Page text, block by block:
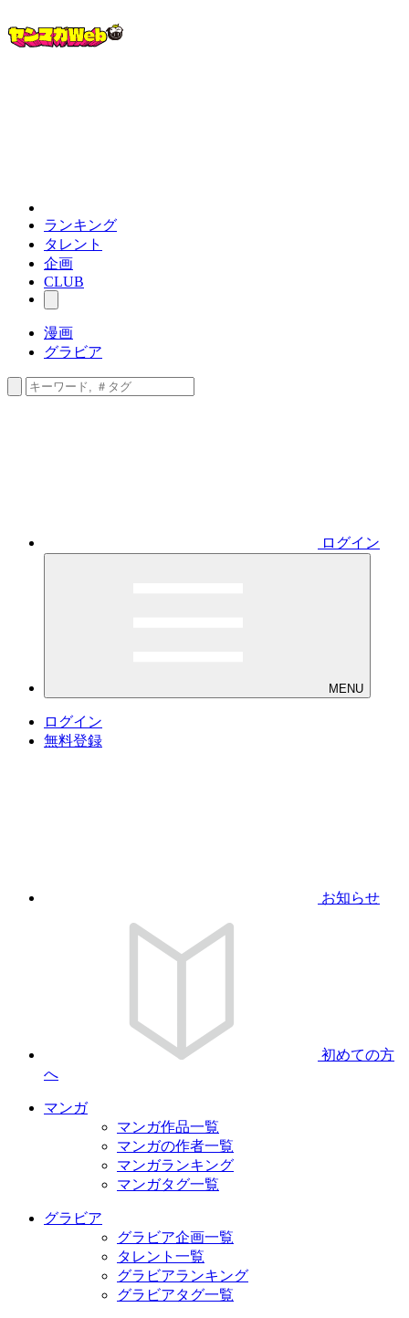
ランキング
タレント
企画
CLUB
漫画
グラビア
ログイン
MENU
ログイン
無料登録
お知らせ
初めての方
へ
マンガ
マンガ作品一覧
マンガの作者一覧
マンガランキング
マンガタグ一覧
グラビア
グラビア企画一覧
タレント一覧
グラビアランキング
グラビアタグ一覧